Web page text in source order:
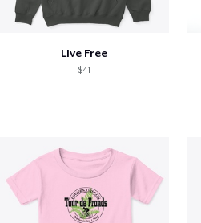
Live Free
$41